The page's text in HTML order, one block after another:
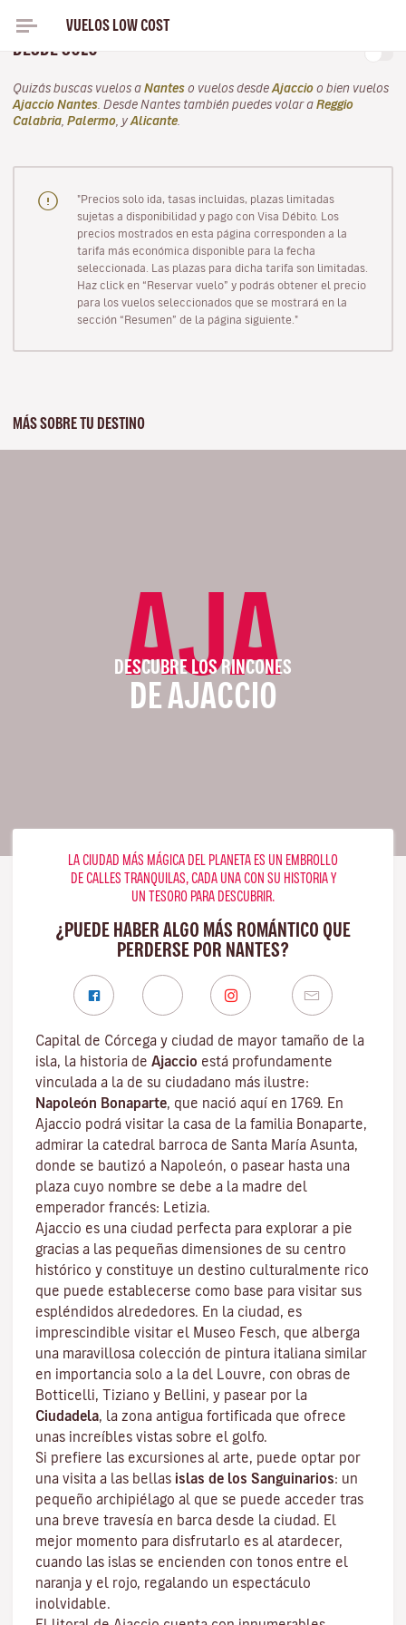
VUELOS LOW COST
EN PRIMAVERA, VUELA CON VOLOTEA EN ABRIL
DESDE SOLO
Quizás buscas vuelos a Nantes o vuelos desde Ajaccio o bien vuelos
Ajaccio Nantes . Desde Nantes también puedes volar a Reggio
Calabria Palermo , y Alicante
"Precios solo ida, tasas incluidas, plazas limitadas
sujetas a disponibilidad y pago con Visa Débito. Los
precios mostrados en esta página corresponden a la
tarifa más económica disponible para la fecha
seleccionada. Las plazas para dicha tarifa son limitadas.
Haz click en “Reservar vuelo” y podrás obtener el precio
para los vuelos seleccionados que se mostrará en la
sección “Resumen” de la página siguiente."
MÁS SOBRE TU DESTINO
AJA
DESCUBRE LOS RINCONES
DE AJACCIO
LA CIUDAD MÁS MÁGICA DEL PLANETA ES UN EMBROLLO
DE CALLES TRANQUILAS, CADA UNA CON SU HISTORIA Y
UN TESORO PARA DESCUBRIR.
¿PUEDE HABER ALGO MÁS ROMÁNTICO QUE
PERDERSE POR NANTES?
Capital de Córcega y ciudad de mayor tamaño de la
isla, la historia de Ajaccio está profundamente
vinculada a la de su ciudadano más ilustre:
Napoleón Bonaparte, que nació aquí en 1769. En
Ajaccio podrá visitar la casa de la familia Bonaparte,
admirar la catedral barroca de Santa María Asunta,
donde se bautizó a Napoleón, o pasear hasta una
plaza cuyo nombre se debe a la madre del
emperador francés: Letizia.
Ajaccio es una ciudad perfecta para explorar a pie
gracias a las pequeñas dimensiones de su centro
histórico y constituye un destino culturalmente rico
que puede establecerse como base para visitar sus
espléndidos alrededores. En la ciudad, es
imprescindible visitar el Museo Fesch, que alberga
una maravillosa colección de pintura italiana similar
en importancia solo a la del Louvre, con obras de
Botticelli, Tiziano y Bellini, y pasear por la
Ciudadela, la zona antigua fortificada que ofrece
unas increíbles vistas sobre el golfo.
Si prefiere las excursiones al arte, puede optar por
una visita a las bellas islas de los Sanguinarios: un
pequeño archipiélago al que se puede acceder tras
una breve travesía en barca desde la ciudad. El
mejor momento para disfrutarlo es al atardecer,
cuando las islas se encienden con tonos entre el
naranja y el rojo, regalando un espectáculo
inolvidable.